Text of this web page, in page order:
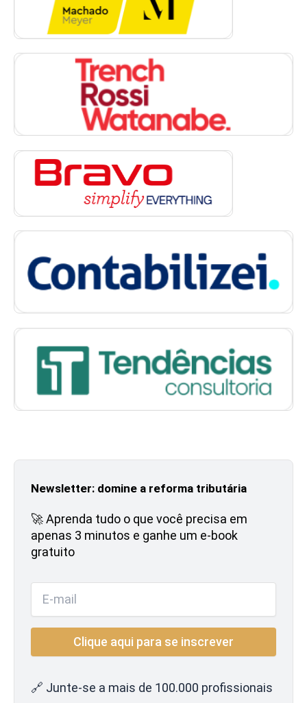
Newsletter: domine a reforma tributária
🚀 Aprenda tudo o que você precisa em
apenas 3 minutos e ganhe um e-book
gratuito
🔗 Junte-se a mais de 100.000 profissionais